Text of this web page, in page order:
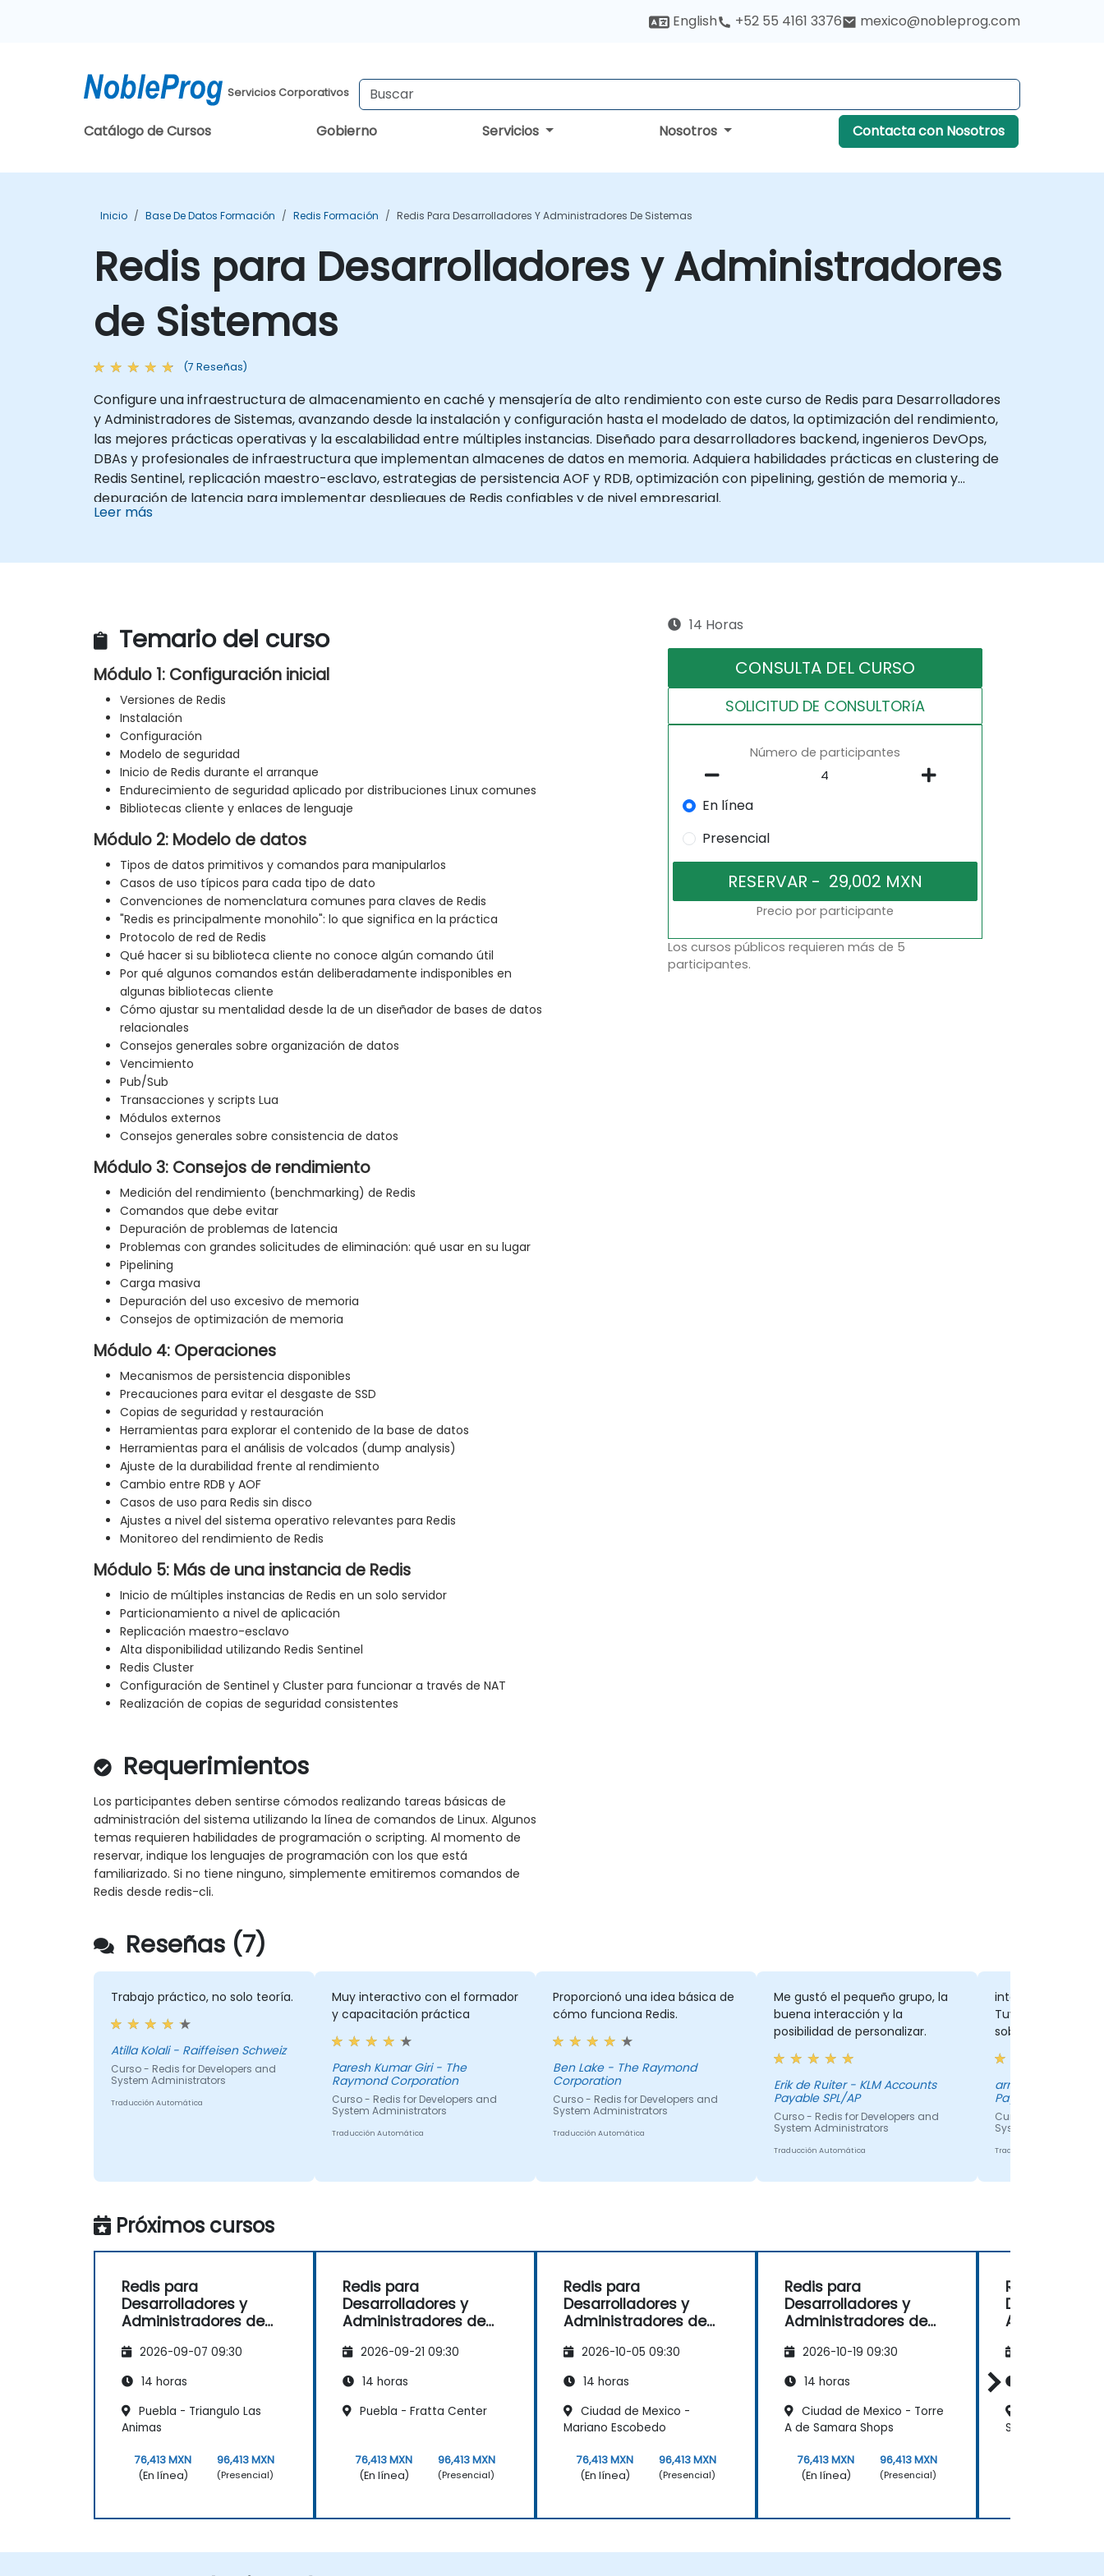
English +52 55 4161 3376 mexico@nobleprog.com
Servicios Corporativos
Catálogo de Cursos Gobierno Servicios Nosotros Contacta con Nosotros
Inicio Base De Datos Formación Redis Formación Redis Para Desarrolladores Y Administradores De Sistemas
Redis para Desarrolladores y Administradores
de Sistemas
(7 Reseñas)
Configure una infraestructura de almacenamiento en caché y mensajería de alto rendimiento con este curso de Redis para Desarrolladores
y Administradores de Sistemas, avanzando desde la instalación y configuración hasta el modelado de datos, la optimización del rendimiento,
las mejores prácticas operativas y la escalabilidad entre múltiples instancias. Diseñado para desarrolladores backend, ingenieros DevOps,
DBAs y profesionales de infraestructura que implementan almacenes de datos en memoria. Adquiera habilidades prácticas en clustering de
Redis Sentinel, replicación maestro-esclavo, estrategias de persistencia AOF y RDB, optimización con pipelining, gestión de memoria y
depuración de latencia para implementar despliegues de Redis confiables y de nivel empresarial.
Leer más
Temario del curso
Módulo 1: Configuración inicial
Versiones de Redis
Instalación
Configuración
Modelo de seguridad
Inicio de Redis durante el arranque
Endurecimiento de seguridad aplicado por distribuciones Linux comunes
Bibliotecas cliente y enlaces de lenguaje
Módulo 2: Modelo de datos
Tipos de datos primitivos y comandos para manipularlos
Casos de uso típicos para cada tipo de dato
Convenciones de nomenclatura comunes para claves de Redis
"Redis es principalmente monohilo": lo que significa en la práctica
Protocolo de red de Redis
Qué hacer si su biblioteca cliente no conoce algún comando útil
Por qué algunos comandos están deliberadamente indisponibles en
algunas bibliotecas cliente
Cómo ajustar su mentalidad desde la de un diseñador de bases de datos
relacionales
Consejos generales sobre organización de datos
Vencimiento
Pub/Sub
Transacciones y scripts Lua
Módulos externos
Consejos generales sobre consistencia de datos
Módulo 3: Consejos de rendimiento
Medición del rendimiento (benchmarking) de Redis
Comandos que debe evitar
Depuración de problemas de latencia
Problemas con grandes solicitudes de eliminación: qué usar en su lugar
Pipelining
Carga masiva
Depuración del uso excesivo de memoria
Consejos de optimización de memoria
Módulo 4: Operaciones
Mecanismos de persistencia disponibles
Precauciones para evitar el desgaste de SSD
Copias de seguridad y restauración
Herramientas para explorar el contenido de la base de datos
Herramientas para el análisis de volcados (dump analysis)
Ajuste de la durabilidad frente al rendimiento
Cambio entre RDB y AOF
Casos de uso para Redis sin disco
Ajustes a nivel del sistema operativo relevantes para Redis
Monitoreo del rendimiento de Redis
Módulo 5: Más de una instancia de Redis
Inicio de múltiples instancias de Redis en un solo servidor
Particionamiento a nivel de aplicación
Replicación maestro-esclavo
Alta disponibilidad utilizando Redis Sentinel
Redis Cluster
Configuración de Sentinel y Cluster para funcionar a través de NAT
Realización de copias de seguridad consistentes
Requerimientos
Los participantes deben sentirse cómodos realizando tareas básicas de
administración del sistema utilizando la línea de comandos de Linux. Algunos
temas requieren habilidades de programación o scripting. Al momento de
reservar, indique los lenguajes de programación con los que está
familiarizado. Si no tiene ninguno, simplemente emitiremos comandos de
Redis desde redis-cli.
14 Horas
CONSULTA DEL CURSO
SOLICITUD DE CONSULTORíA
Número de participantes
En línea
Presencial
Precio por participante
Los cursos públicos requieren más de 5
participantes.
Reseñas (7)
Trabajo práctico, no solo teoría.
Atilla Kolali - Raiffeisen Schweiz
Curso - Redis for Developers and
System Administrators
Traducción Automática
Muy interactivo con el formador
y capacitación práctica
Paresh Kumar Giri - The
Raymond Corporation
Curso - Redis for Developers and
System Administrators
Traducción Automática
Proporcionó una idea básica de
cómo funciona Redis.
Ben Lake - The Raymond
Corporation
Curso - Redis for Developers and
System Administrators
Traducción Automática
Me gustó el pequeño grupo, la
buena interacción y la
posibilidad de personalizar.
Erik de Ruiter - KLM Accounts
Payable SPL/AP
Curso - Redis for Developers and
System Administrators
Traducción Automática
interacción con el
Tuvimos muchas
sobre los diversos
arno bongenaar -
Payable SPL/AP
Curso - Redis for
System
Traducción Automática
Próximos cursos
Redis para
Desarrolladores y
Administradores de
2026-09-07 09:30
14 horas
Puebla - Triangulo Las
Animas
76,413 MXN
(En línea)
96,413 MXN
(Presencial)
Redis para
Desarrolladores y
Administradores de
2026-09-21 09:30
14 horas
Puebla - Fratta Center
76,413 MXN
(En línea)
96,413 MXN
(Presencial)
Redis para
Desarrolladores y
Administradores de
2026-10-05 09:30
14 horas
Ciudad de Mexico -
Mariano Escobedo
76,413 MXN
(En línea)
96,413 MXN
(Presencial)
Redis para
Desarrolladores y
Administradores de
2026-10-19 09:30
14 horas
Ciudad de Mexico - Torre
A de Samara Shops
76,413 MXN
(En línea)
96,413 MXN
(Presencial)
Redis para
Spaces Santa Fé